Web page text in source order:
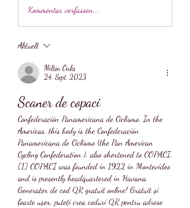
Kommentar verfassen...
Aktuell
Milton Onks
24. Sept. 2023
Scaner de copaci
Confederación Panamericana de Ciclismo. In the
Americas, this body is the Confederación
Panamericana de Ciclismo (the Pan American
Cycling Confederation ), also shortened to COPACI.
[1] COPACI was founded in 1922 in Montevideo
and is presently headquartered in Havana.
Generator de cod QR gratuit online! Gratuit și
foarte ușor, puteți crea coduri QR pentru adrese